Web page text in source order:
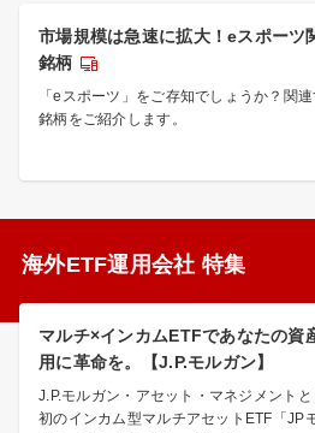
市場規模は急速に拡大！eスポーツ
銘柄
「eスポーツ」をご存知でしょうか？関
銘柄をご紹介します。
海外ETF運用会社 特集
マルチ×インカムETFであなたの資
用に革命を。【J.P.モルガン】
J.P.モルガン・アセット・マネジメントと
初のインカム型マルチアセットETF「JP